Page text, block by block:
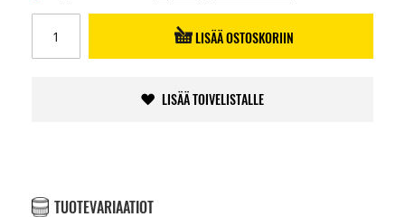
LISÄÄ OSTOSKORIIN
LISÄÄ TOIVELISTALLE
TUOTEVARIAATIOT